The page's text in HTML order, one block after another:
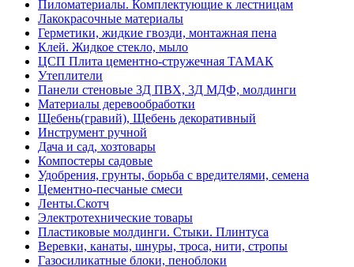
Пиломатериалы. Комплектующие к лестницам
Лакокрасочные материалы
Герметики, жидкие гвозди, монтажная пена
Клей. Жидкое стекло, мыло
ЦСП Плита цементно-стружечная ТАМАК
Утеплители
Панели стеновые 3Д ПВХ, 3Д МДФ, молдинги
Материалы деревообработки
Щебень(гравий), Щебень декоративный
Инструмент ручной
Дача и сад, хозтовары
Компостеры садовые
Удобрения, грунты, борьба с вредителями, семена
Цементно-песчаные смеси
Ленты.Скотч
Электротехнические товары
Пластиковые молдинги. Стыки. Плинтуса
Веревки, канаты, шнуры, троса, нити, стропы
Газосиликатные блоки, пеноблоки